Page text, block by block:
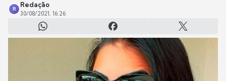
R
Redação
30/08/2021, 16:26